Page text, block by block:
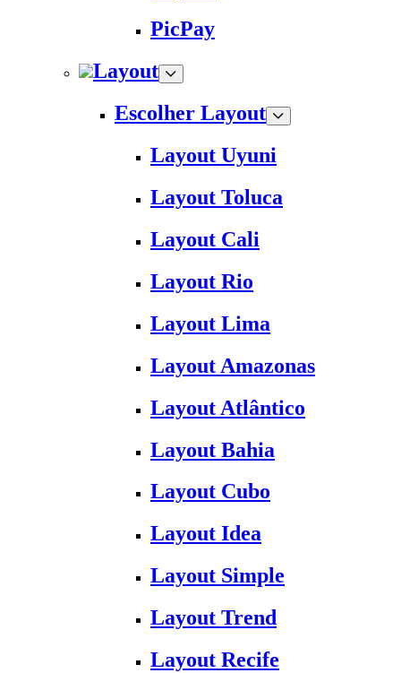
PicPay
Layout
Escolher Layout
Layout Uyuni
Layout Toluca
Layout Cali
Layout Rio
Layout Lima
Layout Amazonas
Layout Atlântico
Layout Bahia
Layout Cubo
Layout Idea
Layout Simple
Layout Trend
Layout Recife